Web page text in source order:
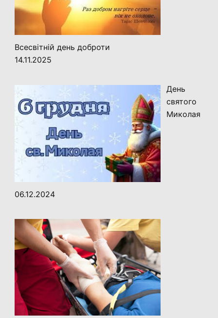
Всесвітній день доброти
14.11.2025
День
святого
Миколая
06.12.2024